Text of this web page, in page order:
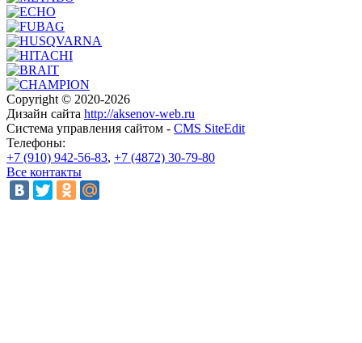
Copyright © 2020-2026
Дизайн сайта http://aksenov-web.ru
Система управления сайтом - CMS SiteEdit
Телефоны:
+7 (910) 942-56-83, +7 (4872) 30-79-80
Все контакты